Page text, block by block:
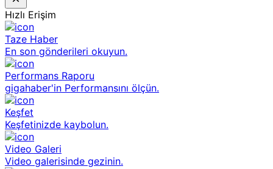
Hızlı Erişim
Taze Haber
En son gönderileri okuyun.
Performans Raporu
gigahaber'in Performansını ölçün.
Keşfet
Keşfetinizde kaybolun.
Video Galeri
Video galerisinde gezinin.